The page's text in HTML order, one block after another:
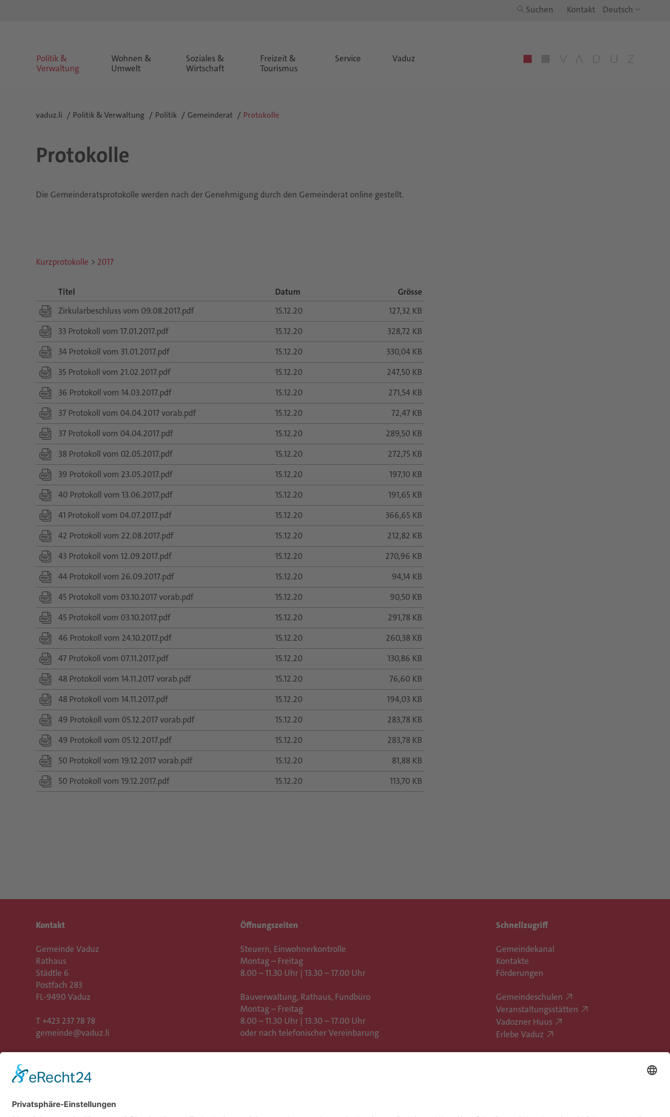
Suchen Kontakt
Politik &
Verwaltung
Wohnen &
Umwelt
Soziales &
Wirtschaft
Freizeit &
Tourismus
Service Vaduz
vaduz.li Politik & Verwaltung Politik Gemeinderat Protokolle
Protokolle
Die Gemeinderatsprotokolle werden nach der Genehmigung durch den Gemeinderat online gestellt.
Kurzprotokolle > 2017
Titel Datum
Grösse
Zirkularbeschluss vom 09.08.2017.pdf
15.12.20
127,32 KB
33 Protokoll vom 17.01.2017.pdf
15.12.20
328,72 KB
34 Protokoll vom 31.01.2017.pdf
15.12.20
330,04 KB
35 Protokoll vom 21.02.2017.pdf
15.12.20
247,50 KB
36 Protokoll vom 14.03.2017.pdf
15.12.20
271,54 KB
37 Protokoll vom 04.04.2017 vorab.pdf
15.12.20
72,47 KB
37 Protokoll vom 04.04.2017.pdf
15.12.20
289,50 KB
38 Protokoll vom 02.05.2017.pdf
15.12.20
272,75 KB
39 Protokoll vom 23.05.2017.pdf
15.12.20
197,10 KB
40 Protokoll vom 13.06.2017.pdf
15.12.20
191,65 KB
41 Protokoll vom 04.07.2017.pdf
15.12.20
366,65 KB
42 Protokoll vom 22.08.2017.pdf
15.12.20
212,82 KB
43 Protokoll vom 12.09.2017.pdf
15.12.20
270,96 KB
44 Protokoll vom 26.09.2017.pdf
15.12.20
94,14 KB
45 Protokoll vom 03.10.2017 vorab.pdf
15.12.20
90,50 KB
45 Protokoll vom 03.10.2017.pdf
15.12.20
291,78 KB
46 Protokoll vom 24.10.2017.pdf
15.12.20
260,38 KB
47 Protokoll vom 07.11.2017.pdf
15.12.20
130,86 KB
48 Protokoll vom 14.11.2017 vorab.pdf
15.12.20
76,60 KB
48 Protokoll vom 14.11.2017.pdf
15.12.20
194,03 KB
49 Protokoll vom 05.12.2017 vorab.pdf
15.12.20
283,78 KB
49 Protokoll vom 05.12.2017.pdf
15.12.20
283,78 KB
50 Protokoll vom 19.12.2017 vorab.pdf
15.12.20
81,88 KB
50 Protokoll vom 19.12.2017.pdf
15.12.20 113,70 KB
Kontakt
Gemeinde Vaduz
Rathaus
Städtle 6
Postfach 283
FL-9490 Vaduz
T +423 237 78 78
gemeinde@vaduz.li
Öffnungszeiten
Steuern, Einwohnerkontrolle
Montag – Freitag
8.00 – 11.30 Uhr | 13.30 – 17.00 Uhr
Bauverwaltung, Rathaus, Fundbüro
Montag – Freitag
8.00 – 11.30 Uhr | 13.30 – 17.00 Uhr
oder nach telefonischer Vereinbarung
Schnellzugriff
Gemeindekanal
Kontakte
Förderungen
Gemeindeschulen
Veranstaltungsstätten
Vadozner Huus
Erlebe Vaduz